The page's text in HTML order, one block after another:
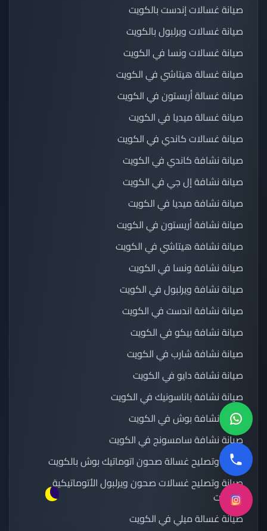
صيانة غسالات إندست بالكويت
صيانة غسالات ويرلبول بالكويت
صيانة غسالات ونسا في الكويت
صيانة غسالة هيتاشي في الكويت
صيانة غسالة أريستون في الكويت
صيانة غسالة ميديا في الكويت
صيانة غسالات كاندي في الكويت
صيانة نشافة كاندي في الكويت
صيانة نشافة إل جي في الكويت
صيانة نشافة ميديا في الكويت
صيانة نشافة أريستون في الكويت
صيانة نشافة هيتاشي في الكويت
صيانة نشافة ونسا في الكويت
صيانة نشافة ويرلبول في الكويت
صيانة نشافة اندست في الكويت
صيانة نشافة بيكو في الكويت
صيانة نشافة شارب في الكويت
صيانة نشافة دايو في الكويت
صيانة نشافة باناسونيك في الكويت
صيانة نشافة بوش في الكويت
صيانة نشافة سامسونج في الكويت
صيانة وتصليح غسالة صحون اتوماتيك بوش بالكويت
صيانة وتصليح غسالات صحون ويرلبول الأتوماتيكية
بالكويت
صيانة غسالة ميلي في الكويت